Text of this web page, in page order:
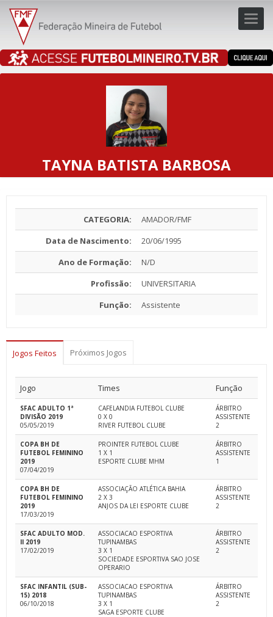
TAYNA BATISTA BARBOSA
CATEGORIA:
AMADOR/FMF
Data de Nascimento:
20/06/1995
Ano de Formação:
N/D
Profissão:
UNIVERSITARIA
Função:
Assistente
Jogos Feitos Próximos Jogos
Jogo Times Função
SFAC ADULTO 1ª
DIVISÃO 2019
05/05/2019
CAFELANDIA FUTEBOL CLUBE
0 X 0
RIVER FUTEBOL CLUBE
ÁRBITRO
ASSISTENTE
2
COPA BH DE
FUTEBOL FEMININO
2019
07/04/2019
PROINTER FUTEBOL CLUBE
1 X 1
ESPORTE CLUBE MHM
ÁRBITRO
ASSISTENTE
1
COPA BH DE
FUTEBOL FEMININO
2019
17/03/2019
ASSOCIAÇÃO ATLÉTICA BAHIA
2 X 3
ANJOS DA LEI ESPORTE CLUBE
ÁRBITRO
ASSISTENTE
2
SFAC ADULTO MOD.
II 2019
17/02/2019
ASSOCIACAO ESPORTIVA
TUPINAMBAS
3 X 1
SOCIEDADE ESPORTIVA SAO JOSE
OPERARIO
ÁRBITRO
ASSISTENTE
2
SFAC INFANTIL (SUB-
15) 2018
06/10/2018
ASSOCIACAO ESPORTIVA
TUPINAMBAS
3 X 1
SAGA ESPORTE CLUBE
ÁRBITRO
ASSISTENTE
2